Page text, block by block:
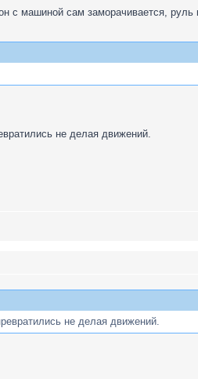
машиной сам заморачивается, руль
не делая движений.
не делая движений.